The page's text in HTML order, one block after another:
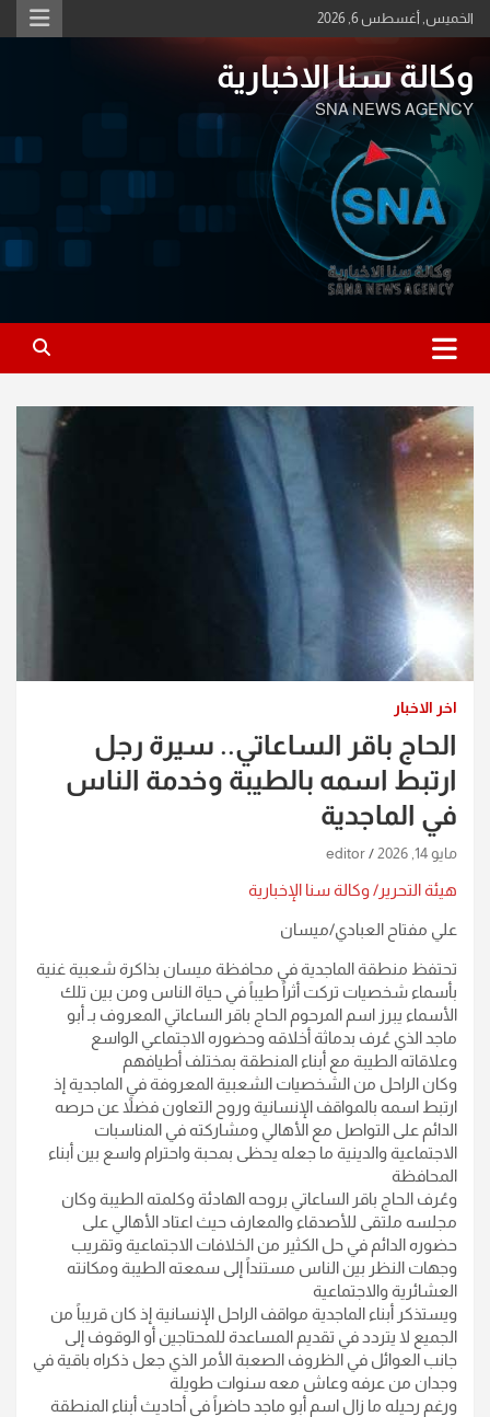
Skip
to
الخميس, أغسطس 6, 2026
وكالة سنا الاخبارية
SNA NEWS AGENCY
اخر الاخبار
الحاج باقر الساعاتي.. سيرة رجل
ارتبط اسمه بالطيبة وخدمة الناس
في الماجدية
مايو 14, 2026 editor
هيئة التحرير/ وكالة سنا الإخبارية
علي مفتاح العبادي/ميسان
تحتفظ منطقة الماجدية في محافظة ميسان بذاكرة شعبية غنية
بأسماء شخصيات تركت أثراً طيباً في حياة الناس ومن بين تلك
الأسماء يبرز اسم المرحوم الحاج باقر الساعاتي المعروف بـ أبو
ماجد الذي عُرف بدماثة أخلاقه وحضوره الاجتماعي الواسع
وعلاقاته الطيبة مع أبناء المنطقة بمختلف أطيافهم
وكان الراحل من الشخصيات الشعبية المعروفة في الماجدية إذ
ارتبط اسمه بالمواقف الإنسانية وروح التعاون فضلاً عن حرصه
الدائم على التواصل مع الأهالي ومشاركته في المناسبات
الاجتماعية والدينية ما جعله يحظى بمحبة واحترام واسع بين أبناء
المحافظة
وعُرف الحاج باقر الساعاتي بروحه الهادئة وكلمته الطيبة وكان
مجلسه ملتقى للأصدقاء والمعارف حيث اعتاد الأهالي على
حضوره الدائم في حل الكثير من الخلافات الاجتماعية وتقريب
وجهات النظر بين الناس مستنداً إلى سمعته الطيبة ومكانته
العشائرية والاجتماعية
ويستذكر أبناء الماجدية مواقف الراحل الإنسانية إذ كان قريباً من
الجميع لا يتردد في تقديم المساعدة للمحتاجين أو الوقوف إلى
جانب العوائل في الظروف الصعبة الأمر الذي جعل ذكراه باقية في
وجدان من عرفه وعاش معه سنوات طويلة
ورغم رحيله ما زال اسم أبو ماجد حاضراً في أحاديث أبناء المنطقة